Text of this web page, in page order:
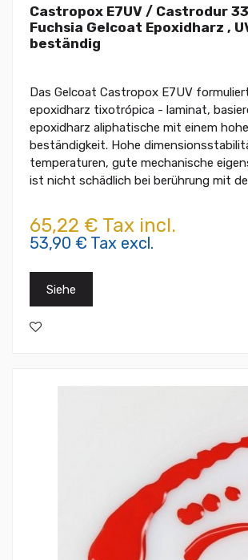
Castropox E7UV / Castrodur
Fuchsia Gelcoat Epoxidharz ,
beständig
Das Gelcoat Castropox E7UV
epoxidharz tixotrópica - laminat,
epoxidharz aliphatische mit einem
beständigkeit. Hohe
temperaturen, gute mechanische
ist nicht schädlich bei berührung mit
65,22 € Tax incl.
53,90 € Tax excl.
Siehe